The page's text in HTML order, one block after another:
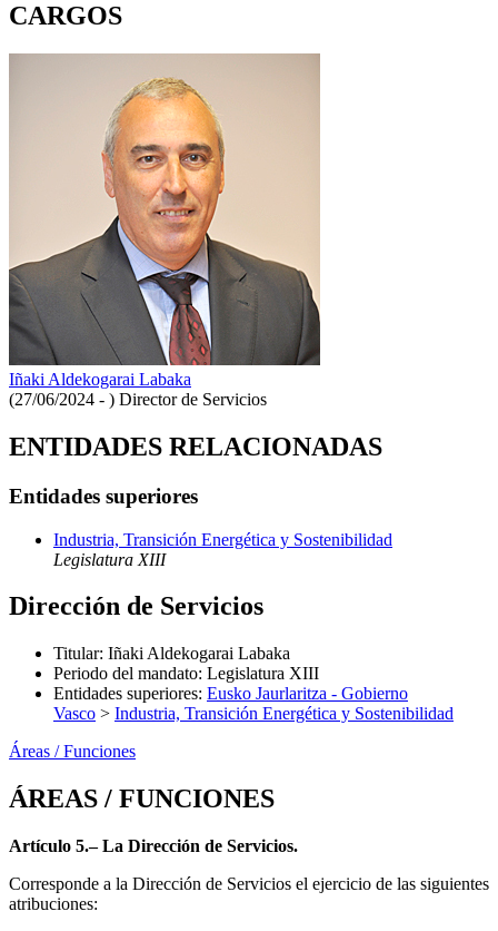
CARGOS
Iñaki Aldekogarai Labaka
(27/06/2024 - ) Director de Servicios
ENTIDADES RELACIONADAS
Entidades superiores
Industria, Transición Energética y Sostenibilidad
Legislatura XIII
Dirección de Servicios
Titular: Iñaki Aldekogarai Labaka
Periodo del mandato: Legislatura XIII
Entidades superiores: Eusko Jaurlaritza - Gobierno
Vasco > Industria, Transición Energética y Sostenibilidad
Áreas / Funciones
ÁREAS / FUNCIONES
Artículo 5.– La Dirección de Servicios.
Corresponde a la Dirección de Servicios el ejercicio de las siguientes
atribuciones: